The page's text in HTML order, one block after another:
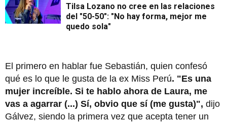
Tilsa Lozano no cree en las relaciones
del "50-50": "No hay forma, mejor me
quedo sola"
El primero en hablar fue Sebastián, quien confesó
qué es lo que le gusta de la ex Miss Perú. "Es una
mujer increíble. Si te hablo ahora de Laura, me
vas a agarrar (...) Sí, obvio que sí (me gusta)", dijo
Gálvez, siendo la primera vez que acepta tener un